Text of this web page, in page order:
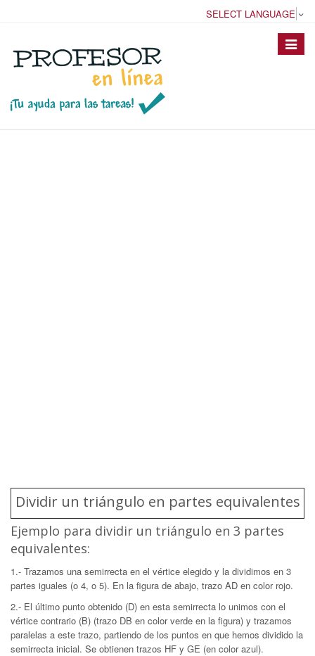
SELECT LANGUAGE
Toggle
Dividir un triángulo en partes equivalentes
Ejemplo para dividir un triángulo en 3 partes
equivalentes:
1.- Trazamos una semirrecta en el vértice elegido y la dividimos en 3
partes iguales (o 4, o 5). En la figura de abajo, trazo AD en color rojo.
2.- El último punto obtenido (D) en esta semirrecta lo unimos con el
vértice contrario (B) (trazo DB en color verde en la figura) y trazamos
paralelas a este trazo, partiendo de los puntos en que hemos dividido la
semirrecta inicial. Se obtienen trazos HF y GE (en color azul).